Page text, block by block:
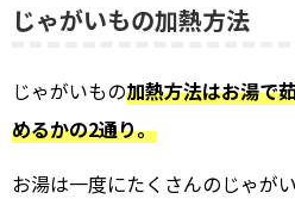
じゃがいもの加熱方法
じゃがいもの加熱方法はお湯で
めるかの2通り。
お湯は一度にたくさんのじゃが